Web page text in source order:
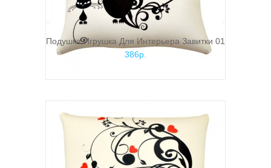
Подушка Игрушка Для Интерьера Завитки 01
386р.